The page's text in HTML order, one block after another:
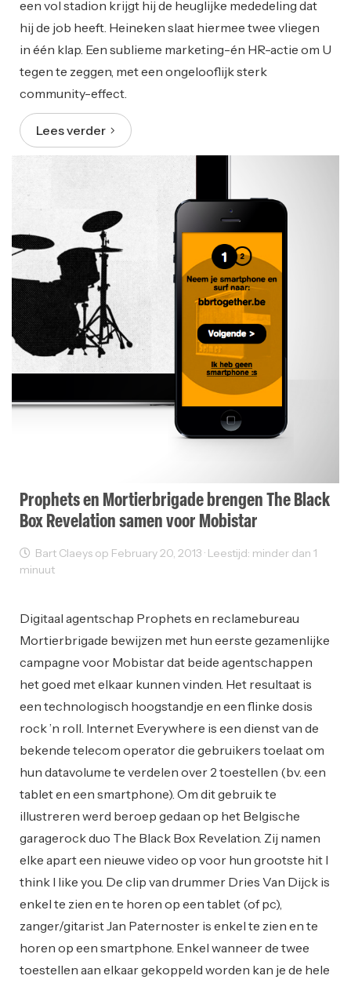
een vol stadion krijgt hij de heuglijke mededeling dat
hij de job heeft. Heineken slaat hiermee twee vliegen
in één klap. Een sublieme marketing-én HR-actie om U
tegen te zeggen, met een ongelooflijk sterk
community-effect.
Lees verder
Prophets en Mortierbrigade brengen The Black
Box Revelation samen voor Mobistar
Bart Claeys op February 20, 2013 · Leestijd: minder dan 1
minuut
Digitaal agentschap Prophets en reclamebureau
Mortierbrigade bewijzen met hun eerste gezamenlijke
campagne voor Mobistar dat beide agentschappen
het goed met elkaar kunnen vinden. Het resultaat is
een technologisch hoogstandje en een flinke dosis
rock ’n roll. Internet Everywhere is een dienst van de
bekende telecom operator die gebruikers toelaat om
hun datavolume te verdelen over 2 toestellen (bv. een
tablet en een smartphone). Om dit gebruik te
illustreren werd beroep gedaan op het Belgische
garagerock duo The Black Box Revelation. Zij namen
elke apart een nieuwe video op voor hun grootste hit I
think I like you. De clip van drummer Dries Van Dijck is
enkel te zien en te horen op een tablet (of pc),
zanger/gitarist Jan Paternoster is enkel te zien en te
horen op een smartphone. Enkel wanneer de twee
toestellen aan elkaar gekoppeld worden kan je de hele